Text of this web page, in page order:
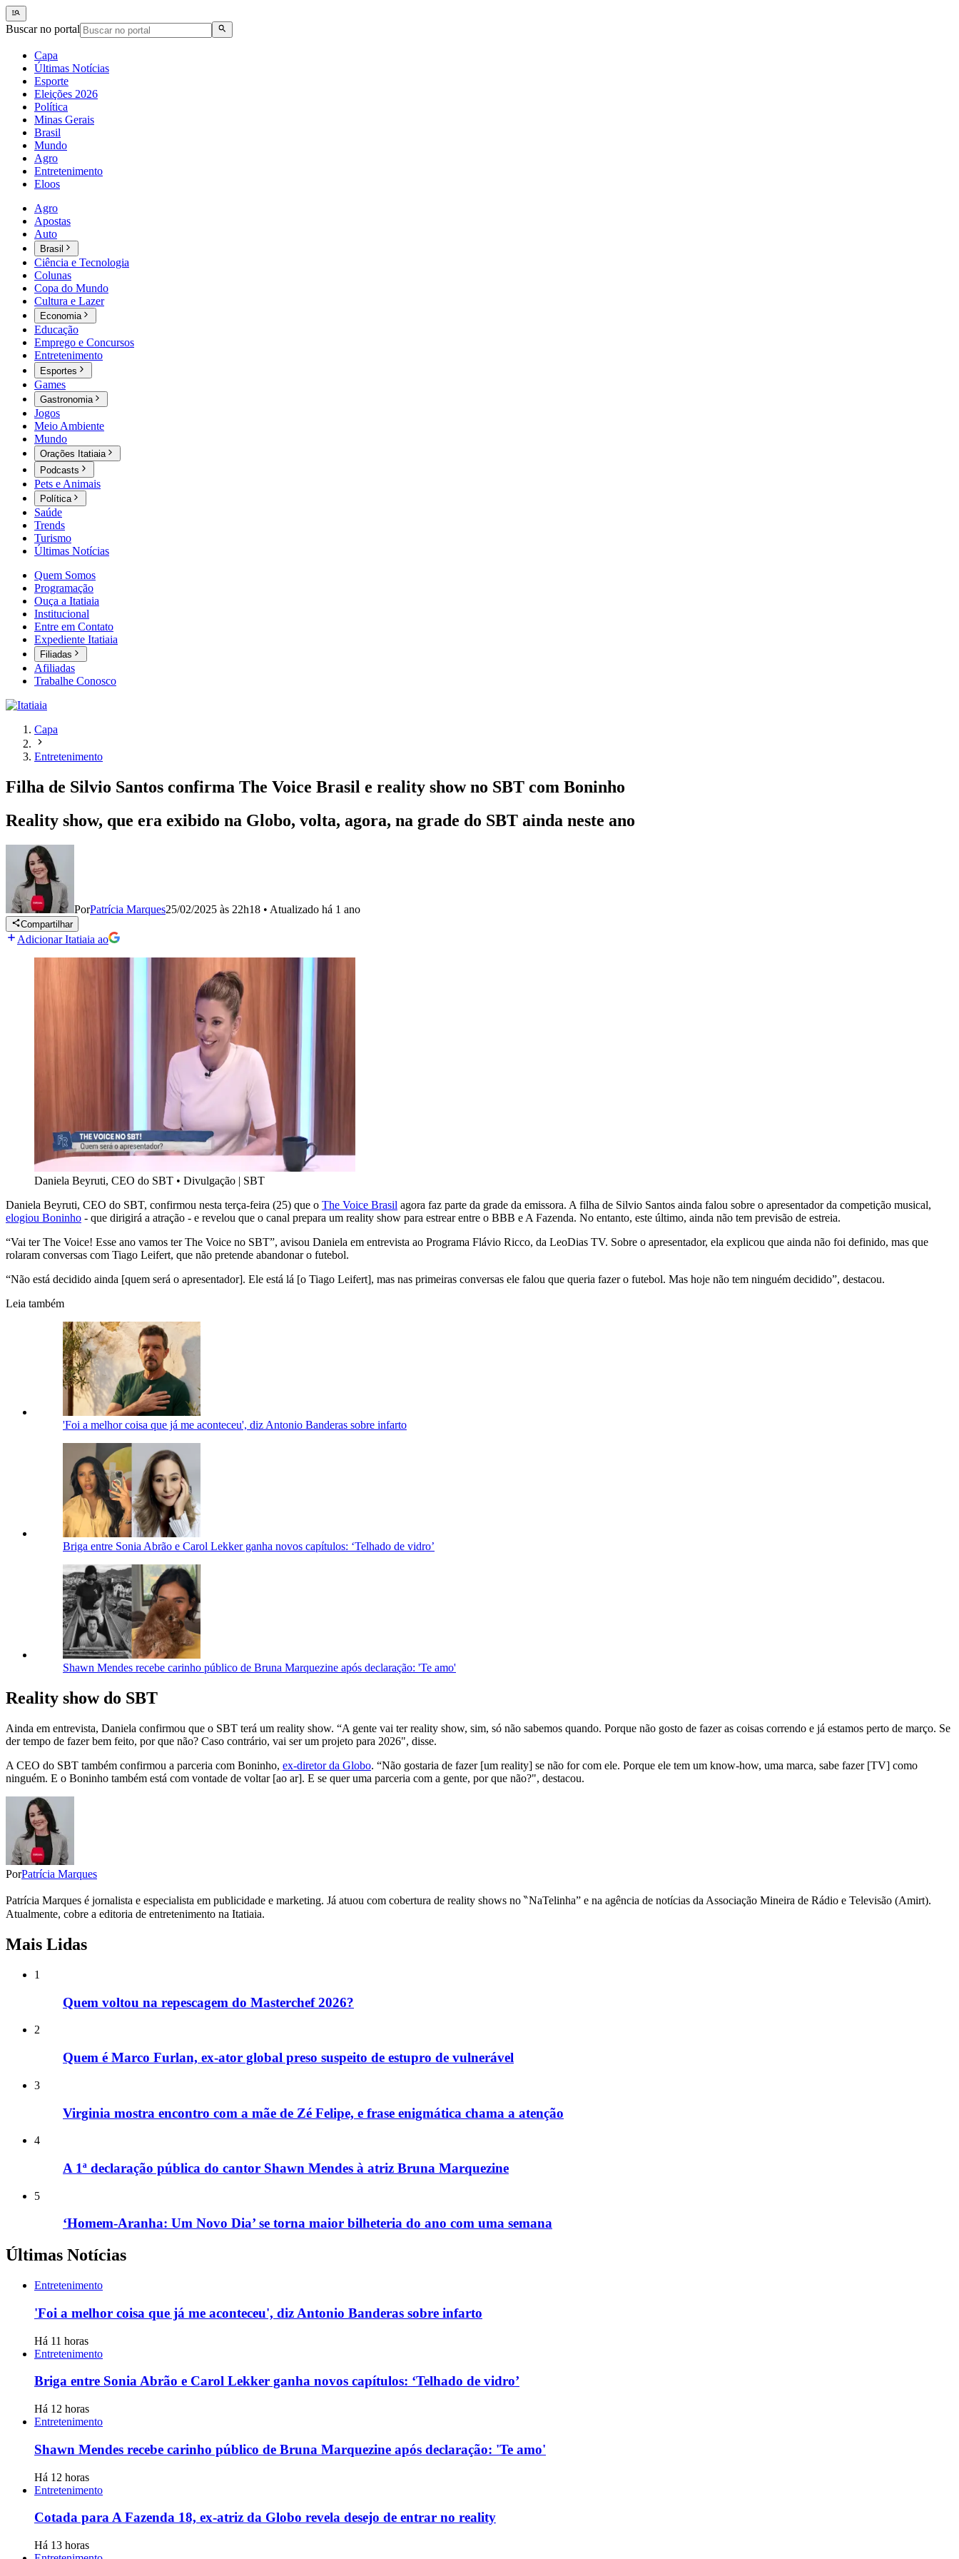
Buscar no portal
Capa
Últimas Notícias
Esporte
Eleições 2026
Política
Minas Gerais
Brasil
Mundo
Agro
Entretenimento
Eloos
Agro
Apostas
Auto
Brasil
Ciência e Tecnologia
Colunas
Copa do Mundo
Cultura e Lazer
Economia
Educação
Emprego e Concursos
Entretenimento
Esportes
Games
Gastronomia
Jogos
Meio Ambiente
Mundo
Orações Itatiaia
Podcasts
Pets e Animais
Política
Saúde
Trends
Turismo
Últimas Notícias
Quem Somos
Programação
Ouça a Itatiaia
Institucional
Entre em Contato
Expediente Itatiaia
Filiadas
Afiliadas
Trabalhe Conosco
Capa
Entretenimento
Filha de Silvio Santos confirma The Voice Brasil e reality show no SBT com Boninho
Reality show, que era exibido na Globo, volta, agora, na grade do SBT ainda neste ano
PorPatrícia Marques25/02/2025 às 22h18 • Atualizado há 1 ano
Compartilhar
Adicionar Itatiaia ao
Daniela Beyruti, CEO do SBT • Divulgação | SBT
Daniela Beyruti, CEO do SBT, confirmou nesta terça-feira (25) que o The Voice Brasil agora faz parte da grade da emissora. A filha de Silvio Santos ainda falou sobre o apresentador da competição musical,
elogiou Boninho - que dirigirá a atração - e revelou que o canal prepara um reality show para estrear entre o BBB e A Fazenda. No entanto, este último, ainda não tem previsão de estreia.
“Vai ter The Voice! Esse ano vamos ter The Voice no SBT”, avisou Daniela em entrevista ao Programa Flávio Ricco, da LeoDias TV. Sobre o apresentador, ela explicou que ainda não foi definido, mas que
rolaram conversas com Tiago Leifert, que não pretende abandonar o futebol.
“Não está decidido ainda [quem será o apresentador]. Ele está lá [o Tiago Leifert], mas nas primeiras conversas ele falou que queria fazer o futebol. Mas hoje não tem ninguém decidido”, destacou.
Leia também
'Foi a melhor coisa que já me aconteceu', diz Antonio Banderas sobre infarto
Briga entre Sonia Abrão e Carol Lekker ganha novos capítulos: ‘Telhado de vidro’
Shawn Mendes recebe carinho público de Bruna Marquezine após declaração: 'Te amo'
Reality show do SBT
Ainda em entrevista, Daniela confirmou que o SBT terá um reality show. “A gente vai ter reality show, sim, só não sabemos quando. Porque não gosto de fazer as coisas correndo e já estamos perto de março. Se
der tempo de fazer bem feito, por que não? Caso contrário, vai ser um projeto para 2026", disse.
A CEO do SBT também confirmou a parceria com Boninho, ex-diretor da Globo. “Não gostaria de fazer [um reality] se não for com ele. Porque ele tem um know-how, uma marca, sabe fazer [TV] como
ninguém. E o Boninho também está com vontade de voltar [ao ar]. E se quer uma parceria com a gente, por que não?", destacou.
PorPatrícia Marques
Patrícia Marques é jornalista e especialista em publicidade e marketing. Já atuou com cobertura de reality shows no ‶NaTelinha” e na agência de notícias da Associação Mineira de Rádio e Televisão (Amirt).
Atualmente, cobre a editoria de entretenimento na Itatiaia.
Mais Lidas
1
Quem voltou na repescagem do Masterchef 2026?
2
Quem é Marco Furlan, ex-ator global preso suspeito de estupro de vulnerável
3
Virginia mostra encontro com a mãe de Zé Felipe, e frase enigmática chama a atenção
4
A 1ª declaração pública do cantor Shawn Mendes à atriz Bruna Marquezine
5
‘Homem-Aranha: Um Novo Dia’ se torna maior bilheteria do ano com uma semana
Últimas Notícias
Entretenimento
'Foi a melhor coisa que já me aconteceu', diz Antonio Banderas sobre infarto
Há 11 horas
Entretenimento
Briga entre Sonia Abrão e Carol Lekker ganha novos capítulos: ‘Telhado de vidro’
Há 12 horas
Entretenimento
Shawn Mendes recebe carinho público de Bruna Marquezine após declaração: 'Te amo'
Há 12 horas
Entretenimento
Cotada para A Fazenda 18, ex-atriz da Globo revela desejo de entrar no reality
Há 13 horas